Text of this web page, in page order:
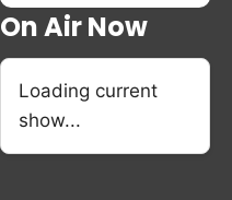
On Air Now
Loading current
show...